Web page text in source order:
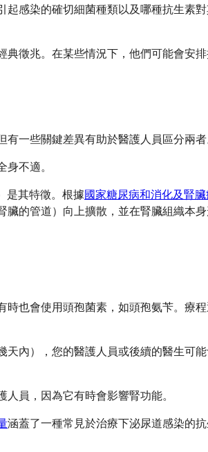
感染的確切細菌種類以及哪種抗生素
徵兆。在某些情況下，他們可能會安
一些關鍵差異有助於醫護人員區分兩者
不適。
是其特徵。根據國家糖尿病和消化及腎
的管道）向上擴散，並在腎臟組織本身
也會使用頭孢菌素，如頭孢氨苄。療
內），您的醫護人員或後續的醫生可
員，因為它有時會影響腎功能。
涵蓋了一種常見於治療下泌尿道感染的